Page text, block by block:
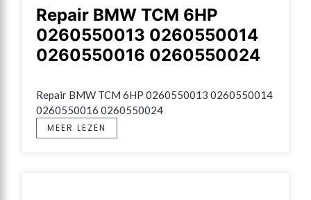
Repair BMW TCM 6HP
0260550013 0260550014
0260550016 0260550024
Repair BMW TCM 6HP 0260550013 0260550014
0260550016 0260550024
MEER LEZEN